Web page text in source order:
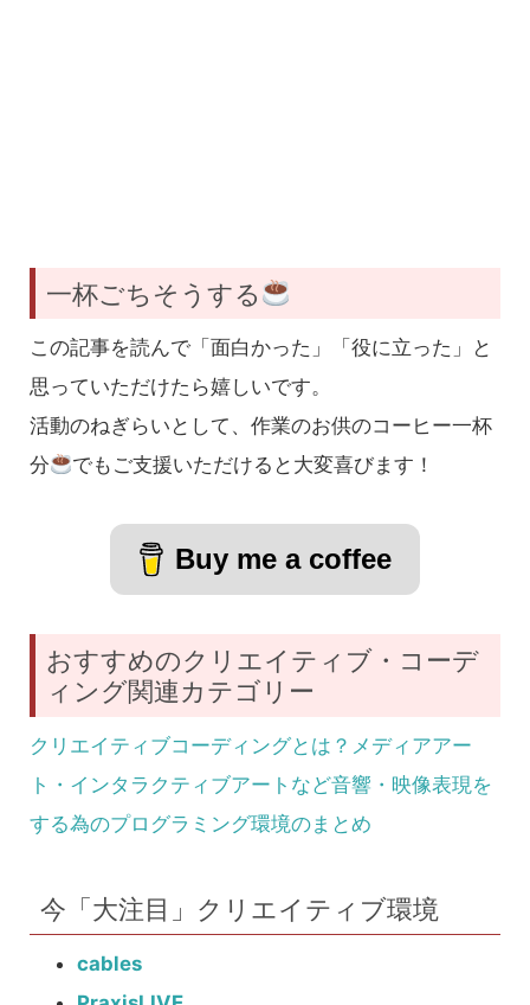
一杯ごちそうする
この記事を読んで「面白かった」「役に立った」と
思っていただけたら嬉しいです。
活動のねぎらいとして、作業のお供のコーヒー一杯
分
でもご支援いただけると大変喜びます！
Buy me a coffee
おすすめのクリエイティブ・コーデ
ィング関連カテゴリー
クリエイティブコーディングとは？メディアアー
ト・インタラクティブアートなど音響・映像表現を
する為のプログラミング環境のまとめ
今「大注目」クリエイティブ環境
cables